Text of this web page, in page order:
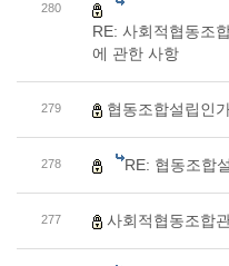
280
RE: 사회적협동조
에 관한 사항
279 협동조합설립인
278 RE: 협동조합
277 사회적협동조합